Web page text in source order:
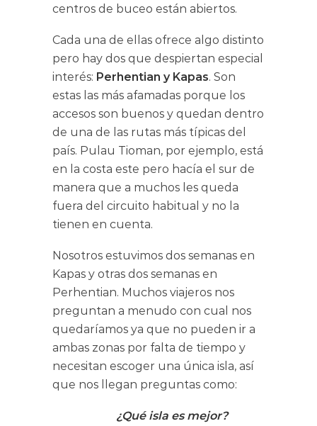
centros de buceo están abiertos.
Cada una de ellas ofrece algo distinto
pero hay dos que despiertan especial
interés: Perhentian y Kapas. Son
estas las más afamadas porque los
accesos son buenos y quedan dentro
de una de las rutas más típicas del
país. Pulau Tioman, por ejemplo, está
en la costa este pero hacía el sur de
manera que a muchos les queda
fuera del circuito habitual y no la
tienen en cuenta.
Nosotros estuvimos dos semanas en
Kapas y otras dos semanas en
Perhentian. Muchos viajeros nos
preguntan a menudo con cual nos
quedaríamos ya que no pueden ir a
ambas zonas por falta de tiempo y
necesitan escoger una única isla, así
que nos llegan preguntas como:
¿Qué isla es mejor?